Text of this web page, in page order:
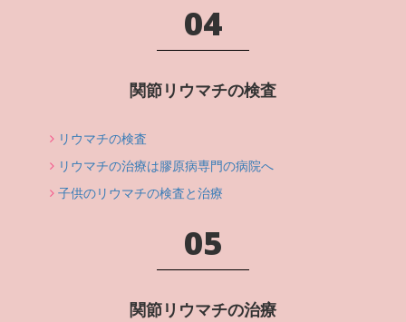
04
関節リウマチの検査
リウマチの検査
リウマチの治療は膠原病専門の病院へ
子供のリウマチの検査と治療
05
関節リウマチの治療